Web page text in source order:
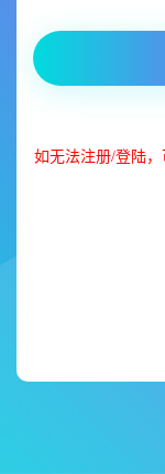
如无法注册/登陆，